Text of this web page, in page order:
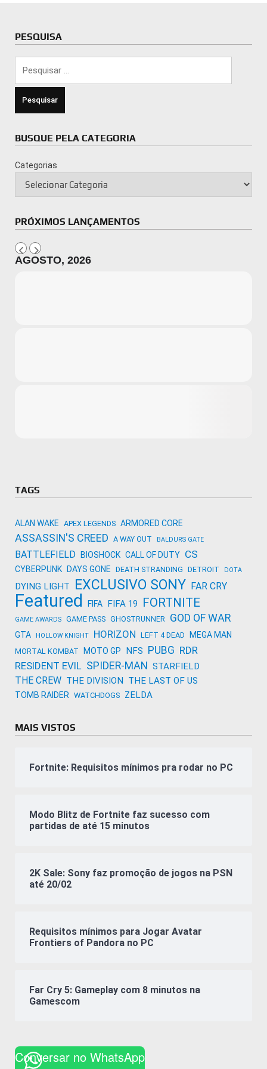
PESQUISA
BUSQUE PELA CATEGORIA
Categorias
PRÓXIMOS LANÇAMENTOS
AGOSTO, 2026
TAGS
ALAN WAKE APEX LEGENDS ARMORED CORE
ASSASSIN'S CREED A WAY OUT BALDURS GATE
BATTLEFIELD BIOSHOCK CALL OF DUTY CS
CYBERPUNK DAYS GONE DEATH STRANDING DETROIT DOTA
DYING LIGHT EXCLUSIVO SONY FAR CRY
Featured FIFA FIFA 19 FORTNITE
GAME AWARDS GAME PASS GHOSTRUNNER GOD OF WAR
GTA HOLLOW KNIGHT HORIZON LEFT 4 DEAD MEGA MAN
MORTAL KOMBAT MOTO GP NFS PUBG RDR
RESIDENT EVIL SPIDER-MAN STARFIELD
THE CREW THE DIVISION THE LAST OF US
TOMB RAIDER WATCHDOGS ZELDA
MAIS VISTOS
Fortnite: Requisitos mínimos pra rodar no PC
Modo Blitz de Fortnite faz sucesso com
partidas de até 15 minutos
2K Sale: Sony faz promoção de jogos na PSN
até 20/02
Requisitos mínimos para Jogar Avatar
Frontiers of Pandora no PC
Far Cry 5: Gameplay com 8 minutos na
Gamescom
Conversar no WhatsApp